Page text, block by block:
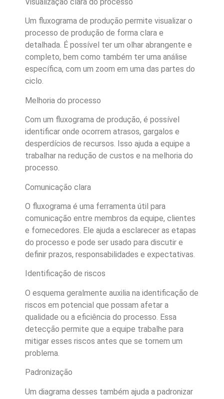
Um fluxograma de produção permite visualizar o
processo de produção de forma clara e
detalhada. É possível ter um olhar abrangente e
completo, bem como também ter uma análise
específica, com um zoom em uma das partes do
ciclo.
Melhoria do processo
Com um fluxograma de produção, é possível
identificar onde ocorrem atrasos, gargalos e
desperdícios de recursos. Isso ajuda a equipe a
trabalhar na redução de custos e na melhoria do
processo.
Comunicação clara
O fluxograma é uma ferramenta útil para
comunicação entre membros da equipe, clientes
e fornecedores. Ele ajuda a esclarecer as etapas
do processo e pode ser usado para discutir e
definir prazos, responsabilidades e expectativas.
Identificação de riscos
O esquema geralmente auxilia na identificação de
riscos em potencial que possam afetar a
qualidade ou a eficiência do processo. Essa
detecção permite que a equipe trabalhe para
mitigar esses riscos antes que se tornem um
problema.
Padronização
Um diagrama desses também ajuda a padronizar